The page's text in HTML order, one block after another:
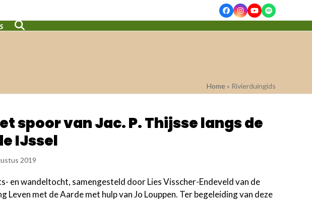
FacebookInstagram
YouTube
Spotify
Home » Rivierduingids
spoor van Jac. P. Thijsse langs de
IJssel
2019
en wandeltocht, samengesteld door Lies Visscher-Endeveld van de
Leven met de Aarde met hulp van Jo Louppen. Ter begeleiding van deze